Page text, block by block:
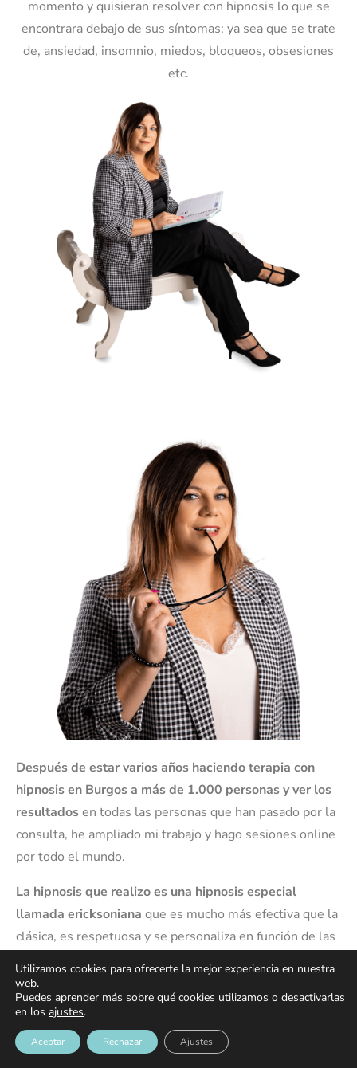
momento y quisieran resolver con hipnosis lo que se
encontrara debajo de sus síntomas: ya sea que se trate
de, ansiedad, insomnio, miedos, bloqueos, obsesiones
etc.
Después de estar varios años haciendo terapia con
hipnosis en Burgos a más de 1.000 personas y ver los
resultadosen todas las personas que han pasado por la
consulta, he ampliado mi trabajo y hago sesiones online
por todo el mundo.
La hipnosis que realizo es una hipnosisespecial
llamada ericksoniana que es mucho más efectiva que la
clásica, es respetuosa y se personaliza en función de las
Además de la terapia presencial y online imparto cursos
de autohipnosis para quien quiere aplicar hipnosis en su
vida, así como cursos mentorizados de hipnosis
Utilizamos cookies para ofrecerte la mejor experiencia en nuestra
web.
Puedes aprender más sobre qué cookies utilizamos o desactivarlas
en los ajustes.
Aceptar Rechazar Ajustes